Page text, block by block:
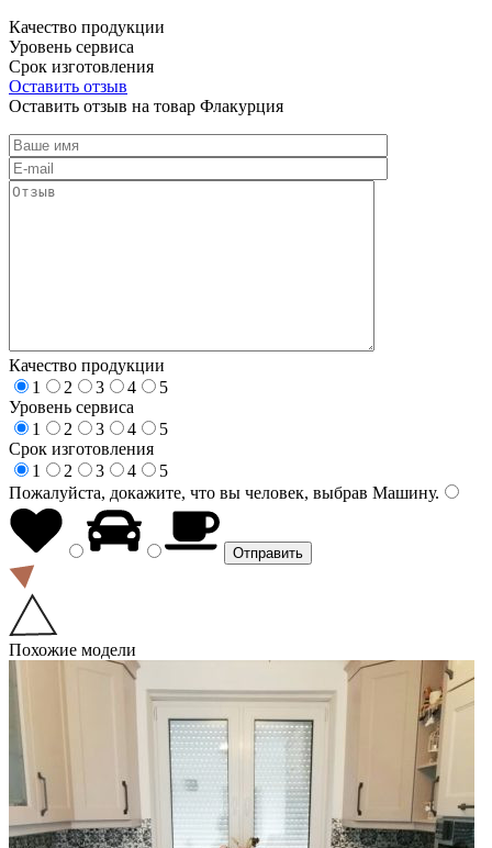
Качество продукции
Уровень сервиса
Срок изготовления
Оставить отзыв
Оставить отзыв на товар Флакурция
Качество продукции
1
2 3 4
5
Уровень сервиса
1
2 3 4
5
Срок изготовления
1
2 3 4
5
Пожалуйста, докажите, что вы человек, выбрав Машину.
Похожие модели